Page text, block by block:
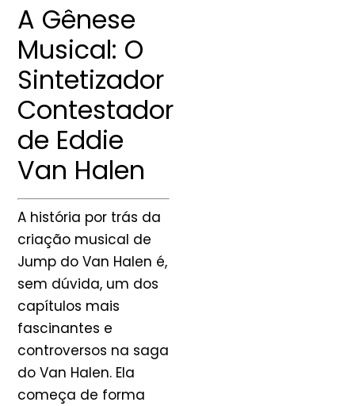
A Gênese
Musical: O
Sintetizador
Contestador
de Eddie
Van Halen
A história por trás da
criação musical de
Jump do Van Halen é,
sem dúvida, um dos
capítulos mais
fascinantes e
controversos na saga
do Van Halen. Ela
começa de forma